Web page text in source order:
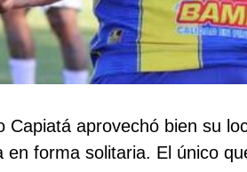
Capiatá aprovechó bien su
forma solitaria. El único